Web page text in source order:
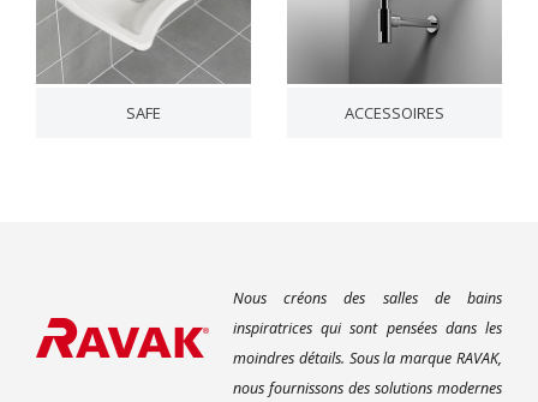
SAFE ACCESSOIRES
Nous créons des salles de bains
inspiratrices qui sont pensées dans les
moindres détails. Sous la marque RAVAK,
nous fournissons des solutions modernes